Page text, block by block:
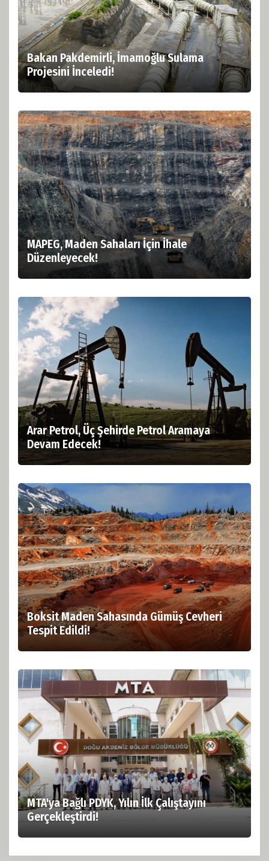
Bakan Pakdemirli, İmamoğlu Sulama
Projesini İnceledi!
MAPEG, Maden Sahaları İçin İhale
Düzenleyecek!
Arar Petrol, Üç Şehirde Petrol Aramaya
Devam Edecek!
Boksit Maden Sahasında Gümüş Cevheri
Tespit Edildi!
MTA'ya Bağlı PDYK, Yılın İlk Çalıştayını
Gerçekleştirdi!